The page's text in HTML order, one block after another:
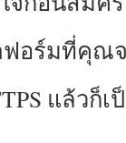
อร์มที่คุณ
แล้วก็